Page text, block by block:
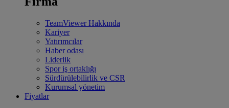
TeamViewer Hakkında
Kariyer
Yatırımcılar
Haber odası
Liderlik
Spor iş ortaklığı
Sürdürülebilirlik ve CSR
Kurumsal yönetim
Fiyatlar